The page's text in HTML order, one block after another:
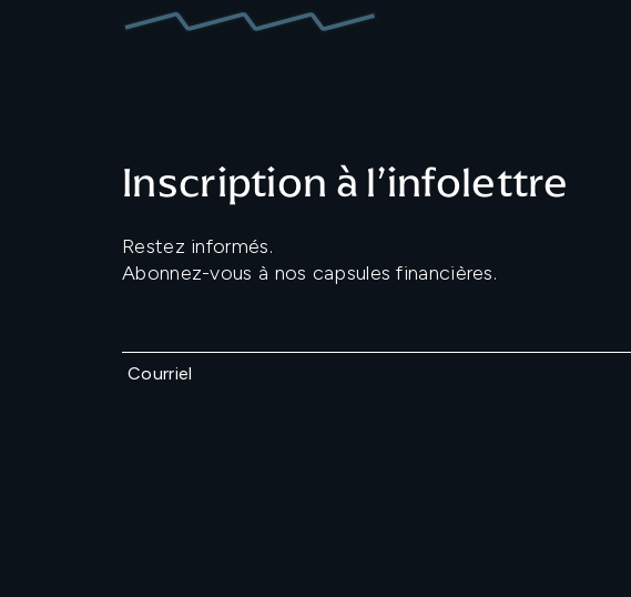
Inscription à l’infolettre
Restez informés.
Abonnez-vous à nos capsules financières.
Courriel